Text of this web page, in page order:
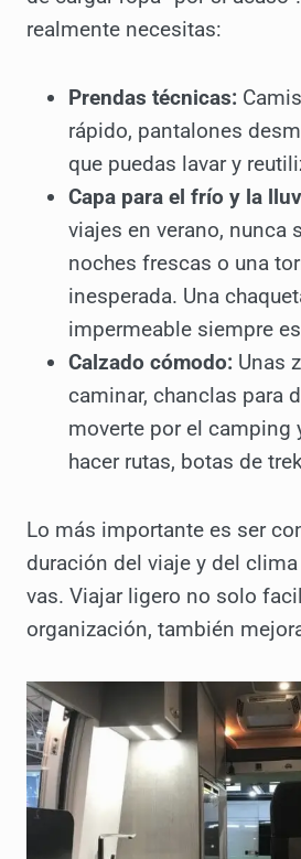
realmente necesitas:
Prendas técnicas:
rápido, pantalones
que puedas lavar y
Capa para el frío y la
viajes en verano, nunca
noches frescas o una
inesperada. Una
impermeable siempre
Calzado cómodo: Unas
caminar, chanclas para
moverte por el camping
hacer rutas, botas de
Lo más importante es ser
duración del viaje y del
vas. Viajar ligero no solo
organización, también